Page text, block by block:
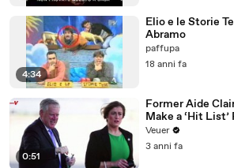
4:34
Elio e le Storie
Abramo
paffupa
18 anni fa
0:51
Former Aide
Make a ‘Hit
Veuer
3 anni fa